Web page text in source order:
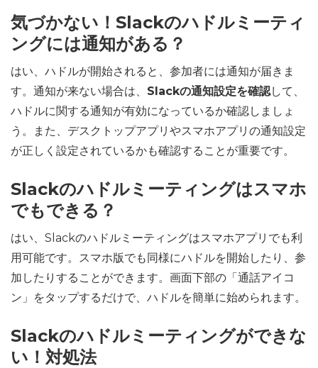
気づかない！Slackのハドルミーティ
ングには通知がある？
はい、ハドルが開始されると、参加者には通知が届きま
す。通知が来ない場合は、 Slackの通知設定を確認して、
ハドルに関する通知が有効になっているか確認しましょ
う。また、デスクトップアプリやスマホアプリの通知設定
が正しく設定されているかも確認することが重要です。
Slackのハドルミーティングはスマホ
でもできる？
はい、Slackのハドルミーティングはスマホアプリでも利
用可能です。スマホ版でも同様にハドルを開始したり、参
加したりすることができます。画面下部の「通話アイコ
ン」をタップするだけで、ハドルを簡単に始められます。
Slackのハドルミーティングができな
い！対処法